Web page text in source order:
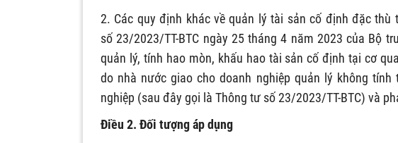
2. Các quy định khác về quản lý tài sản cố định đặc
số 23/2023/TT-BTC ngày 25 tháng 4 năm 2023 của Bộ
quản lý, tính hao mòn, khấu hao tài sản cố định tại cơ
do nhà nước giao cho doanh nghiệp quản lý không
nghiệp (sau đây gọi là Thông tư số 23/2023/TT-BTC) và
Điều 2. Đối tượng áp dụng